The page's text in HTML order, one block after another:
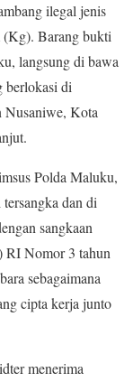
ilegal jenis
Barang bukti
langsung di bawa
berlokasi di
Nusaniwe, Kota
Polda Maluku,
dan di
sangkaan
RI Nomor 3 tahun
sebagaimana
cipta kerja junto
menerima